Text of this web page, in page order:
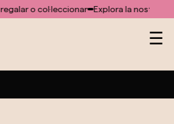
Explora la nostra web plena
☰